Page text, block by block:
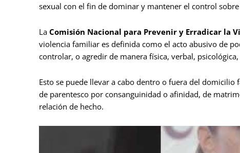
sexual con el fin de dominar y mantener el control
La Comisión Nacional para Prevenir y Erradicar la
violencia familiar es definida como el acto abusivo de
controlar, o agredir de manera física, verbal,
Esto se puede llevar a cabo dentro o fuera del
de parentesco por consanguinidad o afinidad, de
relación de hecho.